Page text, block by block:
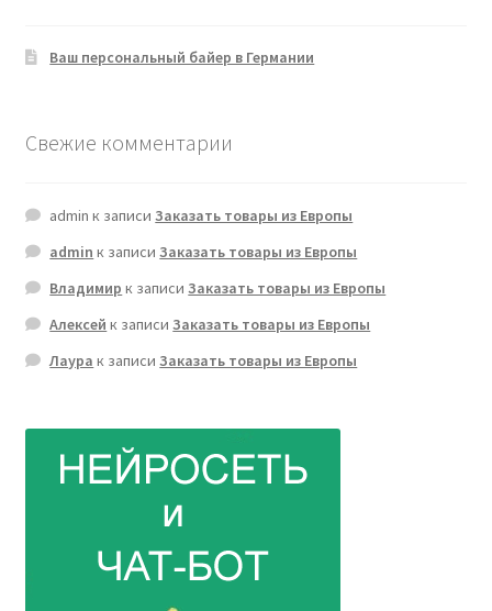
Ваш персональный байер в Германии
Свежие комментарии
admin к записиЗаказать товары из Европы
admin к записиЗаказать товары из Европы
Владимир к записиЗаказать товары из Европы
Алексей к записиЗаказать товары из Европы
Лаура к записиЗаказать товары из Европы